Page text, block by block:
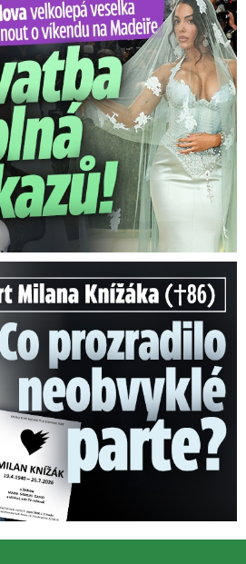
na Madeiře: Svatba plná zákazů!
Co prozradilo neobvyklé parte?